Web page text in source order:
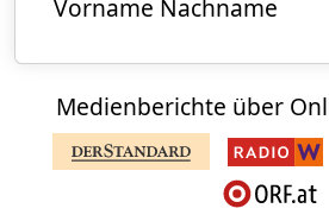
Vorname Nachname
Medienberichte über